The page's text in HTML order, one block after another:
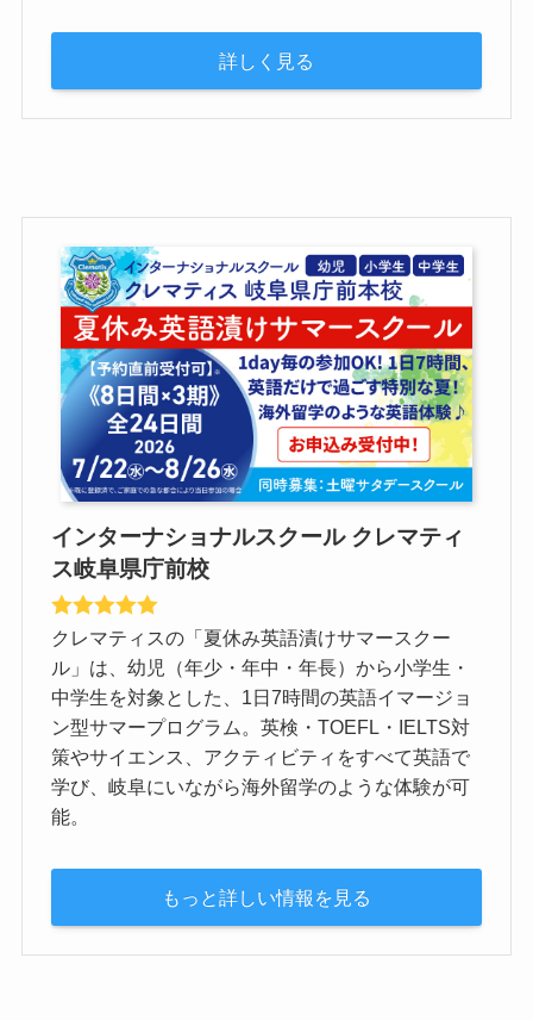
詳しく見る
インターナショナルスクール クレマティ
ス岐阜県庁前校
クレマティスの「夏休み英語漬けサマースクー
ル」は、幼児（年少・年中・年長）から小学生・
中学生を対象とした、1日7時間の英語イマージョ
ン型サマープログラム。英検・TOEFL・IELTS対
策やサイエンス、アクティビティをすべて英語で
学び、岐阜にいながら海外留学のような体験が可
能。
もっと詳しい情報を見る